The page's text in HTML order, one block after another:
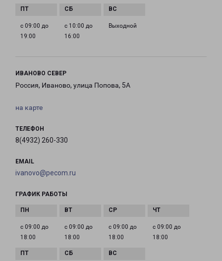
с 09:00 до
19:00
с 10:00 до
16:00
Выходной
ИВАНОВО СЕВЕР
Россия, Иваново, улица Попова, 5А
на карте
ТЕЛЕФОН
8(4932) 260-330
EMAIL
ivanovo@pecom.ru
ГРАФИК РАБОТЫ
с 09:00 до
18:00
с 09:00 до
18:00
с 09:00 до
18:00
с 09:00 до
18:00